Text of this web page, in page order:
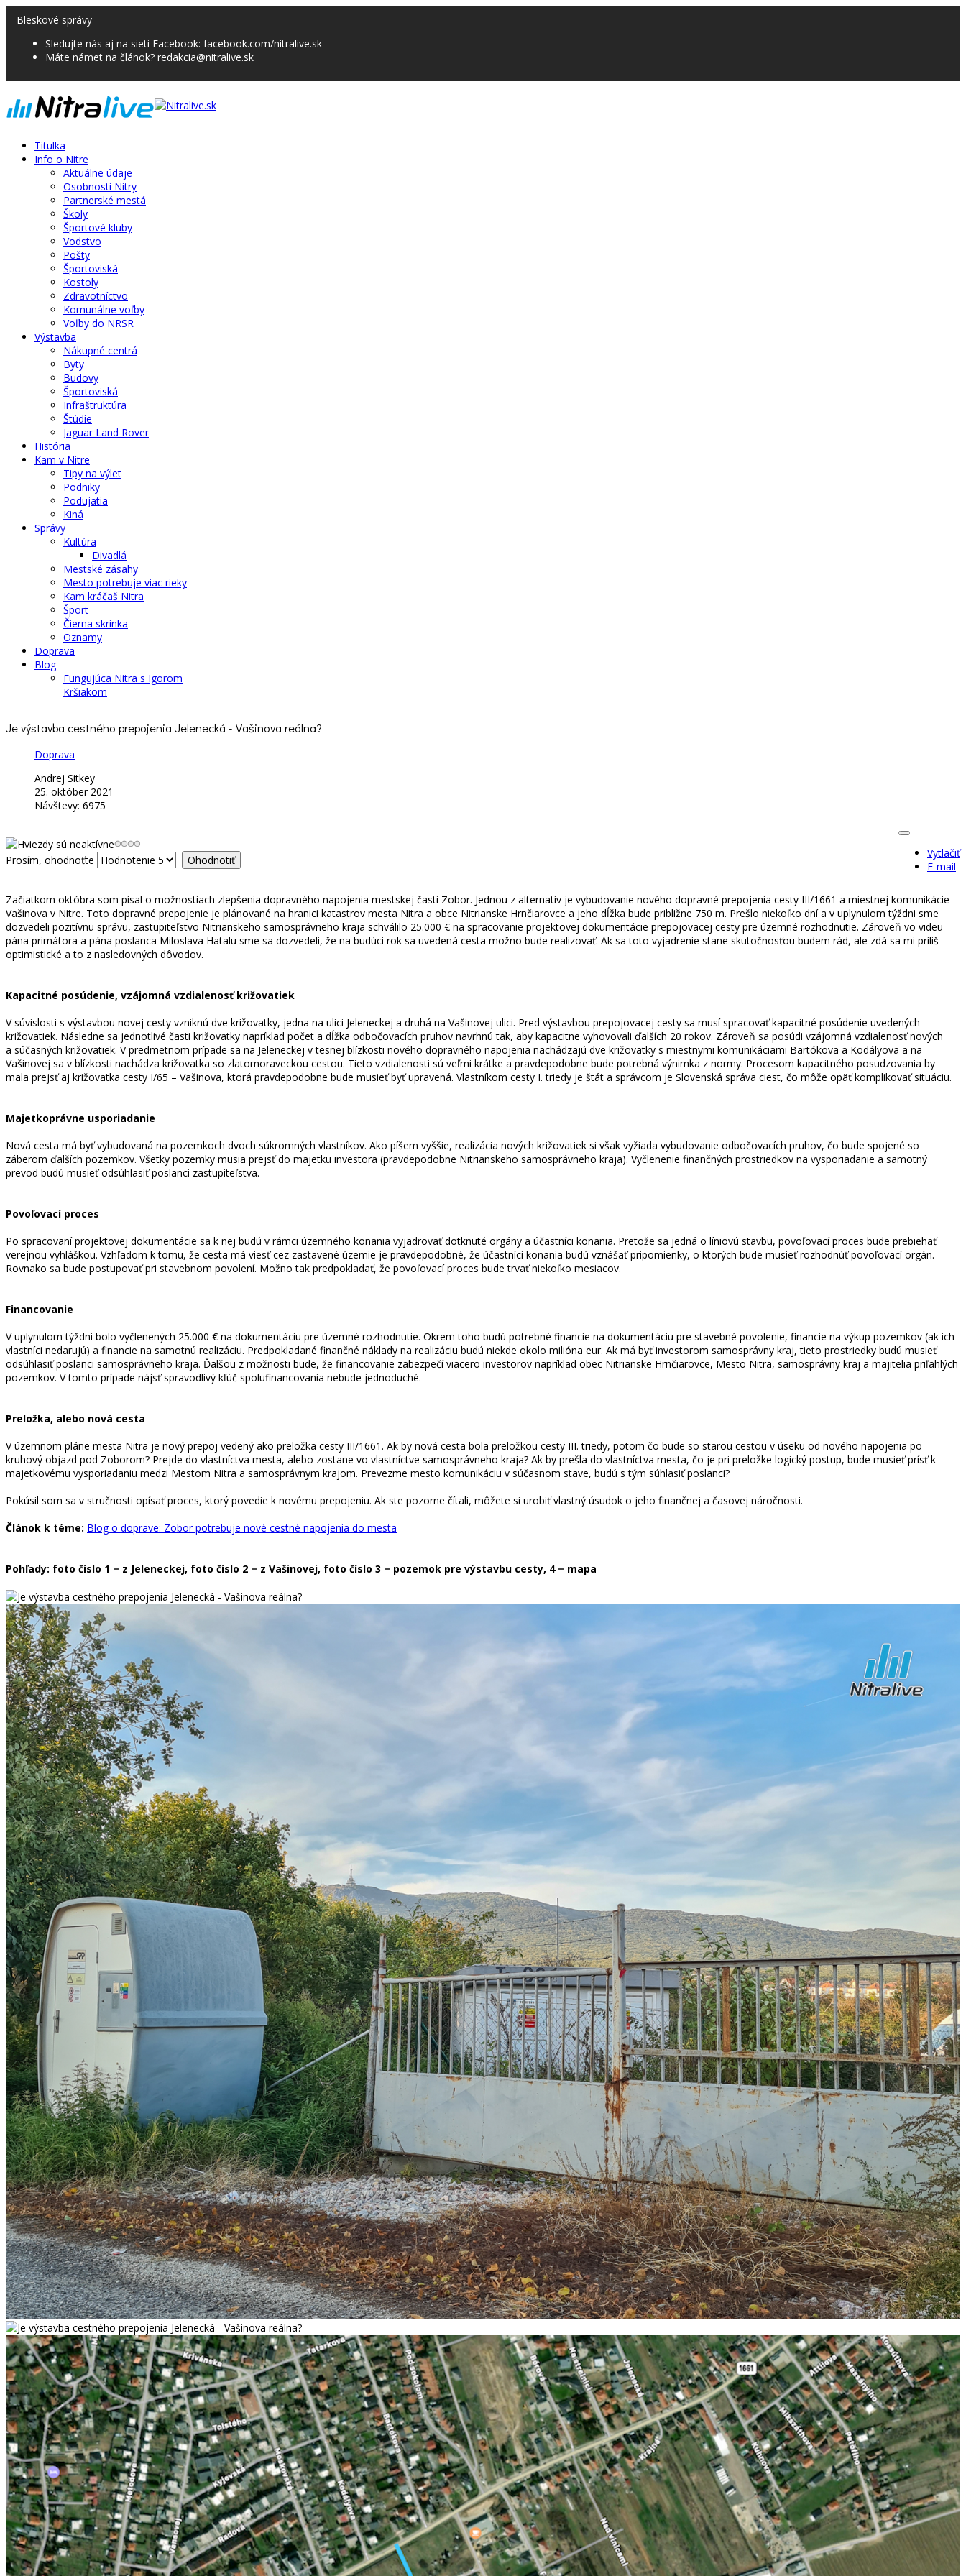
Bleskové správy
Sledujte nás aj na sieti Facebook: facebook.com/nitralive.sk
Máte námet na článok? redakcia@nitralive.sk
Titulka
Info o Nitre
Aktuálne údaje
Osobnosti Nitry
Partnerské mestá
Školy
Športové kluby
Vodstvo
Pošty
Športoviská
Kostoly
Zdravotníctvo
Komunálne voľby
Voľby do NRSR
Výstavba
Nákupné centrá
Byty
Budovy
Športoviská
Infraštruktúra
Štúdie
Jaguar Land Rover
História
Kam v Nitre
Tipy na výlet
Podniky
Podujatia
Kiná
Správy
Kultúra
Divadlá
Mestské zásahy
Mesto potrebuje viac rieky
Kam kráčaš Nitra
Šport
Čierna skrinka
Oznamy
Doprava
Blog
Fungujúca Nitra s Igorom
Kršiakom
Je výstavba cestného prepojenia Jelenecká - Vašinova reálna?
Doprava
Andrej Sitkey
25. október 2021
Návštevy: 6975
Vytlačiť
E-mail
Prosím, ohodnoťte
Začiatkom októbra som písal o možnostiach zlepšenia dopravného napojenia mestskej časti Zobor. Jednou z alternatív je vybudovanie nového dopravné prepojenia cesty III/1661 a miestnej komunikácie
Vašinova v Nitre. Toto dopravné prepojenie je plánované na hranici katastrov mesta Nitra a obce Nitrianske Hrnčiarovce a jeho dĺžka bude približne 750 m. Prešlo niekoľko dní a v uplynulom týždni sme
dozvedeli pozitívnu správu, zastupiteľstvo Nitrianskeho samosprávneho kraja schválilo 25.000 € na spracovanie projektovej dokumentácie prepojovacej cesty pre územné rozhodnutie. Zároveň vo videu
pána primátora a pána poslanca Miloslava Hatalu sme sa dozvedeli, že na budúci rok sa uvedená cesta možno bude realizovať. Ak sa toto vyjadrenie stane skutočnosťou budem rád, ale zdá sa mi príliš
optimistické a to z nasledovných dôvodov.
Kapacitné posúdenie, vzájomná vzdialenosť križovatiek
V súvislosti s výstavbou novej cesty vzniknú dve križovatky, jedna na ulici Jeleneckej a druhá na Vašinovej ulici. Pred výstavbou prepojovacej cesty sa musí spracovať kapacitné posúdenie uvedených
križovatiek. Následne sa jednotlivé časti križovatky napríklad počet a dĺžka odbočovacích pruhov navrhnú tak, aby kapacitne vyhovovali ďalších 20 rokov. Zároveň sa posúdi vzájomná vzdialenosť nových
a súčasných križovatiek. V predmetnom prípade sa na Jeleneckej v tesnej blízkosti nového dopravného napojenia nachádzajú dve križovatky s miestnymi komunikáciami Bartókova a Kodályova a na
Vašinovej sa v blízkosti nachádza križovatka so zlatomoraveckou cestou. Tieto vzdialenosti sú veľmi krátke a pravdepodobne bude potrebná výnimka z normy. Procesom kapacitného posudzovania by
mala prejsť aj križovatka cesty I/65 – Vašinova, ktorá pravdepodobne bude musieť byť upravená. Vlastníkom cesty I. triedy je štát a správcom je Slovenská správa ciest, čo môže opäť komplikovať situáciu.
Majetkoprávne usporiadanie
Nová cesta má byť vybudovaná na pozemkoch dvoch súkromných vlastníkov. Ako píšem vyššie, realizácia nových križovatiek si však vyžiada vybudovanie odbočovacích pruhov, čo bude spojené so
záberom ďalších pozemkov. Všetky pozemky musia prejsť do majetku investora (pravdepodobne Nitrianskeho samosprávneho kraja). Vyčlenenie finančných prostriedkov na vysporiadanie a samotný
prevod budú musieť odsúhlasiť poslanci zastupiteľstva.
Povoľovací proces
Po spracovaní projektovej dokumentácie sa k nej budú v rámci územného konania vyjadrovať dotknuté orgány a účastníci konania. Pretože sa jedná o líniovú stavbu, povoľovací proces bude prebiehať
verejnou vyhláškou. Vzhľadom k tomu, že cesta má viesť cez zastavené územie je pravdepodobné, že účastníci konania budú vznášať pripomienky, o ktorých bude musieť rozhodnúť povoľovací orgán.
Rovnako sa bude postupovať pri stavebnom povolení. Možno tak predpokladať, že povoľovací proces bude trvať niekoľko mesiacov.
Financovanie
V uplynulom týždni bolo vyčlenených 25.000 € na dokumentáciu pre územné rozhodnutie. Okrem toho budú potrebné financie na dokumentáciu pre stavebné povolenie, financie na výkup pozemkov (ak ich
vlastníci nedarujú) a financie na samotnú realizáciu. Predpokladané finančné náklady na realizáciu budú niekde okolo milióna eur. Ak má byť investorom samosprávny kraj, tieto prostriedky budú musieť
odsúhlasiť poslanci samosprávneho kraja. Ďalšou z možnosti bude, že financovanie zabezpečí viacero investorov napríklad obec Nitrianske Hrnčiarovce, Mesto Nitra, samosprávny kraj a majitelia priľahlých
pozemkov. V tomto prípade nájsť spravodlivý kľúč spolufinancovania nebude jednoduché.
Preložka, alebo nová cesta
V územnom pláne mesta Nitra je nový prepoj vedený ako preložka cesty III/1661. Ak by nová cesta bola preložkou cesty III. triedy, potom čo bude so starou cestou v úseku od nového napojenia po
kruhový objazd pod Zoborom? Prejde do vlastníctva mesta, alebo zostane vo vlastníctve samosprávneho kraja? Ak by prešla do vlastníctva mesta, čo je pri preložke logický postup, bude musieť prísť k
majetkovému vysporiadaniu medzi Mestom Nitra a samosprávnym krajom. Prevezme mesto komunikáciu v súčasnom stave, budú s tým súhlasiť poslanci?
Pokúsil som sa v stručnosti opísať proces, ktorý povedie k novému prepojeniu. Ak ste pozorne čítali, môžete si urobiť vlastný úsudok o jeho finančnej a časovej náročnosti.
Článok k téme: Blog o doprave: Zobor potrebuje nové cestné napojenia do mesta
Pohľady: foto číslo 1 = z Jeleneckej, foto číslo 2 = z Vašinovej, foto číslo 3 = pozemok pre výstavbu cesty, 4 = mapa